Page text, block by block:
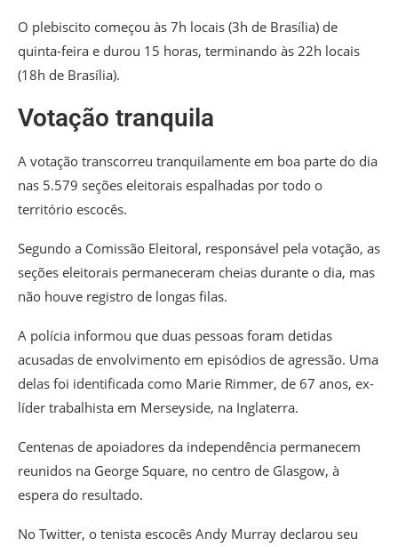
O plebiscito começou às 7h locais (3h de Brasília) de
quinta-feira e durou 15 horas, terminando às 22h locais
(18h de Brasília).
Votação tranquila
A votação transcorreu tranquilamente em boa parte do dia
nas 5.579 seções eleitorais espalhadas por todo o
território escocês.
Segundo a Comissão Eleitoral, responsável pela votação, as
seções eleitorais permaneceram cheias durante o dia, mas
não houve registro de longas filas.
A polícia informou que duas pessoas foram detidas
acusadas de envolvimento em episódios de agressão. Uma
delas foi identificada como Marie Rimmer, de 67 anos, ex-
líder trabalhista em Merseyside, na Inglaterra.
Centenas de apoiadores da independência permanecem
reunidos na George Square, no centro de Glasgow, à
espera do resultado.
No Twitter, o tenista escocês Andy Murray declarou seu